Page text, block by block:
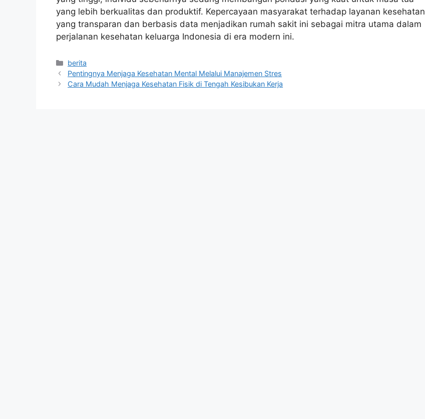
yang lebih berkualitas dan produktif. Kepercayaan masyarakat terhadap layanan kesehatan
yang transparan dan berbasis data menjadikan rumah sakit ini sebagai mitra utama dalam
perjalanan kesehatan keluarga Indonesia di era modern ini.
Kategori
berita
Pentingnya Menjaga Kesehatan Mental Melalui Manajemen Stres
Cara Mudah Menjaga Kesehatan Fisik di Tengah Kesibukan Kerja